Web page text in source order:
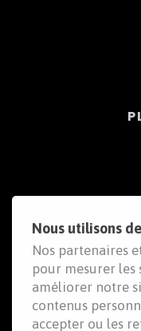
Nous utilisons
Nos partenaires
pour mesurer les
améliorer notre
contenus
accepter ou les